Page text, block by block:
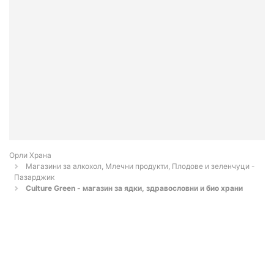
Орли Храна
Магазини за алкохол, Млечни продукти, Плодове и зеленчуци -
Пазарджик
Culture Green - магазин за ядки, здравословни и био храни